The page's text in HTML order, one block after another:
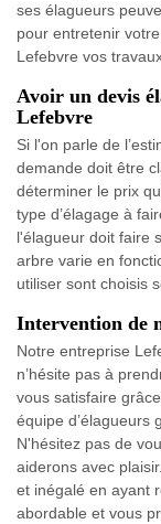
ses élagueurs
pour entretenir
Lefebvre vos
Avoir un devis
Lefebvre
Si l'on parle de
demande doit être
déterminer le prix
type d’élagage à
l'élagueur doit faire
arbre varie en
utiliser sont choisis
Intervention de
Notre entreprise
n’hésite pas à
vous satisfaire
équipe d’élagueurs
N'hésitez pas de
aiderons avec
et inégalé en ayant
abordable et vous